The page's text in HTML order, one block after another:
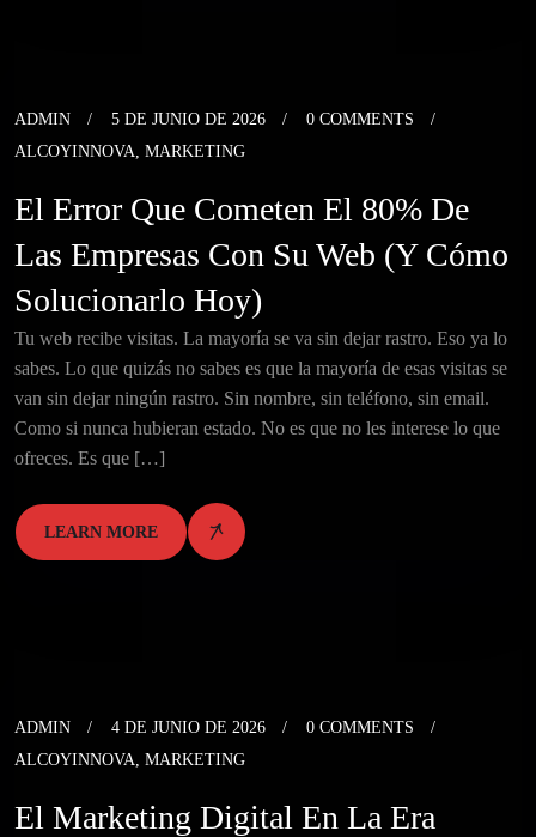
ADMIN 5 DE JUNIO DE 2026
0 COMMENTS
ALCOYINNOVA, MARKETING
El Error Que Cometen El 80% De
Las Empresas Con Su Web (y Cómo
Solucionarlo Hoy)
Tu web recibe visitas. La mayoría se va sin dejar rastro. Eso ya lo
sabes. Lo que quizás no sabes es que la mayoría de esas visitas se
van sin dejar ningún rastro. Sin nombre, sin teléfono, sin email.
Como si nunca hubieran estado. No es que no les interese lo que
ofreces. Es que […]
LEARN MORE
ADMIN 4 DE JUNIO DE 2026
0 COMMENTS
ALCOYINNOVA, MARKETING
El Marketing Digital En La Era